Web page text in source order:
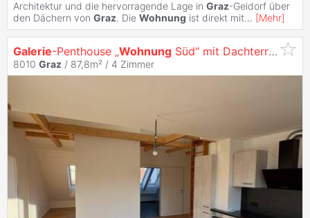
Architektur und die hervorragende Lage in Graz-Geidorf über
den Dächern von Graz. Die Wohnung ist direkt mit... [Mehr]
Galerie-Penthouse „Wohnung Süd“ mit Dachterrasse in
8010 Graz / 87,8m² / 4 Zimmer